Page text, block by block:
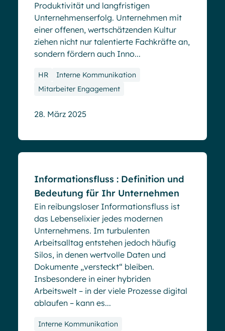
Produktivität und langfristigen
Unternehmenserfolg. Unternehmen mit
einer offenen, wertschätzenden Kultur
ziehen nicht nur talentierte Fachkräfte an,
sondern fördern auch Inno...
HR
Interne Kommunikation
Mitarbeiter Engagement
28. März 2025
Informationsfluss : Definition und
Bedeutung für Ihr Unternehmen
Ein reibungsloser Informationsfluss ist
das Lebenselixier jedes modernen
Unternehmens. Im turbulenten
Arbeitsalltag entstehen jedoch häufig
Silos, in denen wertvolle Daten und
Dokumente „versteckt“ bleiben.
Insbesondere in einer hybriden
Arbeitswelt – in der viele Prozesse digital
ablaufen – kann es...
Interne Kommunikation